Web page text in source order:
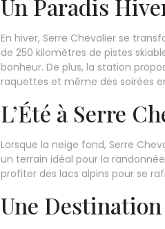
Un Paradis
En hiver, Serre Chevalier se
de 250 kilomètres de pistes
bonheur. De plus, la station
raquettes et même des soirées
L’Été à Serre
Lorsque la neige fond, Serre
un terrain idéal pour la
profiter des lacs alpins pour se
Une